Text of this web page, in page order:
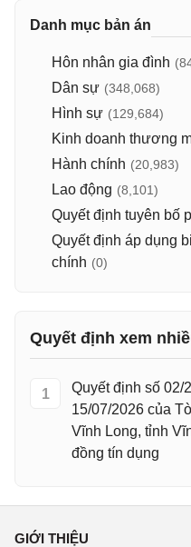
Danh mục bản án
Hôn nhân gia đình
Dân sự (348,068)
Hình sự (129,684)
Kinh doanh thương
Hành chính (20,983)
Lao động (8,101)
Quyết định tuyên bố
Quyết định áp dụng
chính (0)
Quyết định xem
1
Quyết định số 02/
15/07/2026 của
Vĩnh Long, tỉnh
đồng tín dụng
GIỚI THIỆU